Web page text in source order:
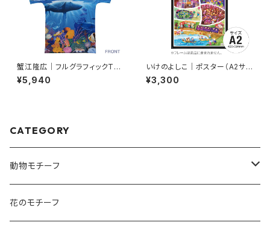
蟹江隆広｜フルグラフィックTシ
ャツ FT-000001_004
¥5,940
いけのよしこ｜ポスター（A2サイ
ズ） ps-060912-002
¥3,300
CATEGORY
動物モチーフ
猫
花のモチーフ